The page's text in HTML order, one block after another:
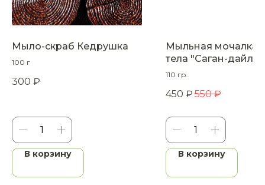
Мыло-скраб Кедрушка
100 г
300 ₽
В корзину
Мыльная мочалка
тела "Саган-дайля"
110 гр.
450 ₽ 550 ₽
В корзину